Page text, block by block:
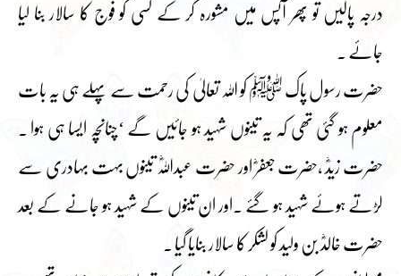
درجہ پالیں تو پھر آپس میں مشورہ کر کے کسی کو فوج کا سالار بنا لیا
جائے ۔
حضرت رسول پاک ﷺ کو اللہ تعالیٰ کی رحمت سے پہلے ہی یہ بات
معلوم ہو گئی تھی کہ یہ تینوں شہید ہو جائیں گے ‘چنانچہ ایسا ہی ہوا ۔
حضرت زیدؓ ،حضرت جعفرؓ اور حضرت عبداللہؓ تینوں بہت بہادری سے
لڑتے ہوئے شہید ہو گئے ۔اور ان تینوں کے شہید ہو جانے کے بعد
حضرت خالدؓ بن ولید کو لشکر کا سالار بنایا گیا ۔